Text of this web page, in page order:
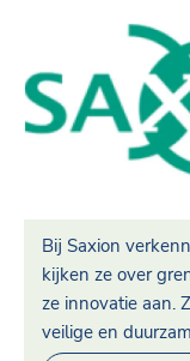
Bij Saxion
kijken ze over
ze innovatie aan.
veilige en